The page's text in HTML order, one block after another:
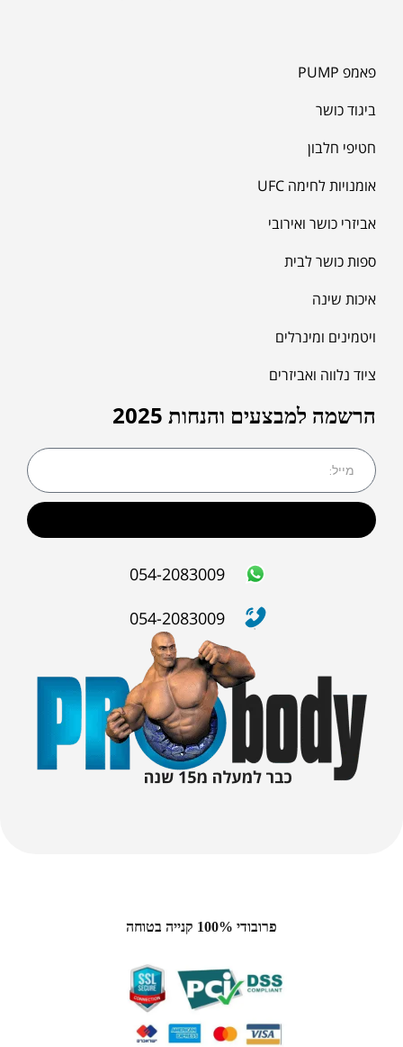
פאמפ PUMP
ביגוד כושר
חטיפי חלבון
אומנויות לחימה UFC
אביזרי כושר ואירובי
ספות כושר לבית
איכות שינה
ויטמינים ומינרלים
ציוד נלווה ואביזרים
הרשמה למבצעים והנחות 2025
054-2083009
054-2083009
פרובודי 100% קנייה בטוחה